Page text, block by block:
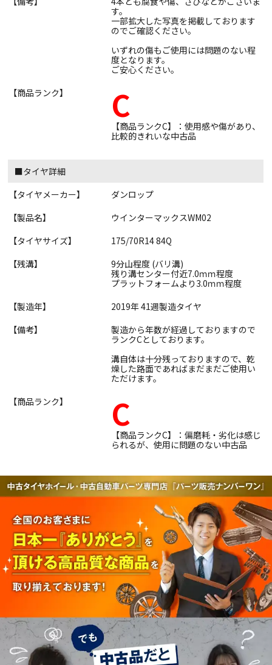
す。
一部拡大した写真を掲載しております
のでご確認ください。
いずれの傷もご使用には問題のない程
度となります。
ご安心ください。
【商品ランク】
C
【商品ランクC】：使用感や傷があり、
比較的きれいな中古品
■タイヤ詳細
【タイヤメーカー】
ダンロップ
【製品名】
ウインターマックスWM02
【タイヤサイズ】
175/70R14 84Q
【残溝】
9分山程度 (バリ溝)
残り溝センター付近7.0ｍｍ程度
プラットフォームより3.0ｍｍ程度
【製造年】
2019年 41週製造タイヤ
【備考】
製造から年数が経過しておりますので
ランクCとしております。
溝自体は十分残っておりますので、乾
燥した路面であればまだまだご使用い
ただけます。
【商品ランク】
C
【商品ランクC】：偏磨耗・劣化は感じ
られるが、使用に問題のない中古品